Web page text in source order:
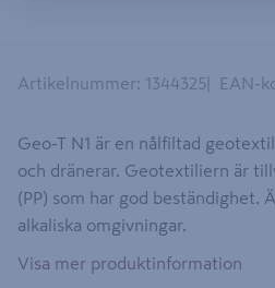
Artikelnummer: 1344325 EAN-
Geo-T N1 är en nålfiltad
och dränerar. Geotextiliern är
(PP) som har god beständighet.
alkaliska omgivningar.
Visa mer produktinformation